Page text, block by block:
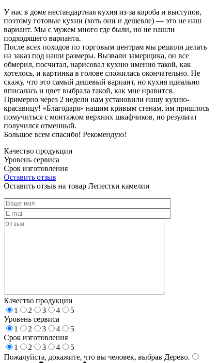
У нас в доме нестандартная кухня из-за короба и выступов,
поэтому готовые кухни (хоть они и дешевле) — это не наш
вариант. Мы с мужем много где были, но не нашли
подходящего варианта.
После всех походов по торговым центрам мы решили делать
на заказ под наши размеры. Вызвали замерщика, он все
обмерил, посчитал, нарисовал кухню именно такой, как
хотелось, и картинка в голове сложилась окончательно. Не
скажу, что это самый дешевый вариант, но кухня идеально
вписалась и цвет выбрала такой, как мне нравится.
Примерно через 2 недели нам установили нашу кухню-
красавицу! «Благодаря» нашим кривым стенам, им пришлось
помучиться с монтажом верхних шкафчиков, но результат
получился отменный.
Большое всем спасибо! Рекомендую!
Качество продукции
Уровень сервиса
Срок изготовления
Оставить отзыв
Оставить отзыв на товар Лепестки камелии
Качество продукции
1
2 3 4
5
Уровень сервиса
1
2 3 4
5
Срок изготовления
1
2 3 4
5
Пожалуйста, докажите, что вы человек, выбрав Дерево.